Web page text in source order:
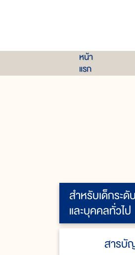
หน้า
แรก
สำหรับเด็กระดั
และบุคคลทั่วไป
สารบั